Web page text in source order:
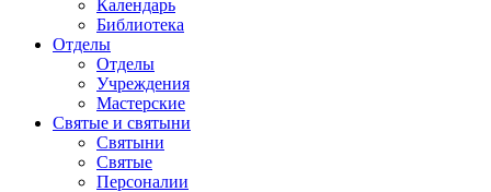
Календарь
Библиотека
Отделы
Отделы
Учреждения
Мастерские
Святые и святыни
Cвятыни
Cвятые
Персоналии